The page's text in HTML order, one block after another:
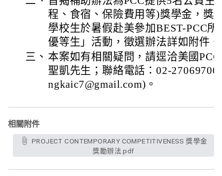
程、食宿、保險費用等)獎學金，獎
學校生於暑假赴美參加BEST-PCC
優等生」活動，徵選辦法詳如附件。
三、 本案如有相關疑問，請逕洽美國
聖凱先生；聯絡電話：02-27069700
ngkaic7@gmail.com)。
相關附件
PROJECT CONTEMPORARY COMPETITIVENESS 獎學金
獎勵辦法.pdf